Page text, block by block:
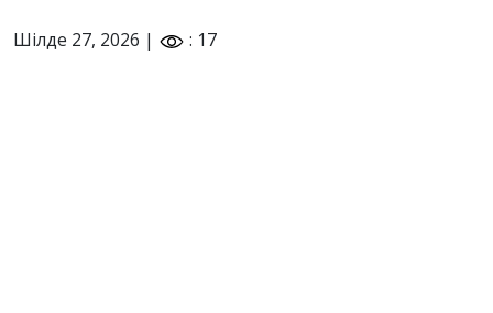
Шілде 27, 2026 | : 17